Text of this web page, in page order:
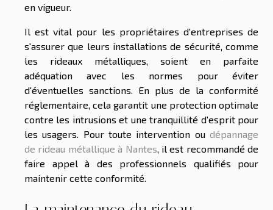
en vigueur.
Il est vital pour les propriétaires d'entreprises de
s'assurer que leurs installations de sécurité, comme
les rideaux métalliques, soient en parfaite
adéquation avec les normes pour éviter
d'éventuelles sanctions. En plus de la conformité
réglementaire, cela garantit une protection optimale
contre les intrusions et une tranquillité d'esprit pour
les usagers. Pour toute intervention ou dépannage
de rideau métallique à Nantes, il est recommandé de
faire appel à des professionnels qualifiés pour
maintenir cette conformité.